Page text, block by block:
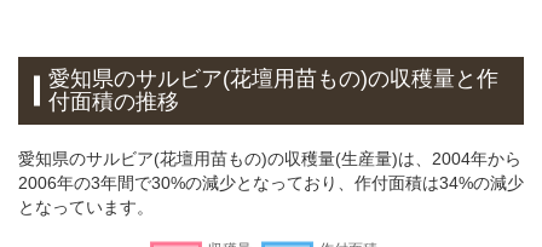
愛知県のサルビア(花壇用苗もの)の収穫量と作
付面積の推移
愛知県のサルビア(花壇用苗もの)の収穫量(生産量)は、2004年から
2006年の3年間で30%の減少となっており、作付面積は34%の減少
となっています。